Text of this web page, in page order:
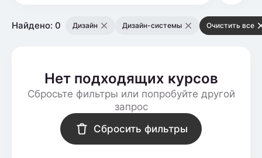
Найдено: 0 Дизайн Дизайн-системы Очистить все
Нет подходящих курсов
Сбросьте фильтры или попробуйте другой
запрос
Сбросить фильтры